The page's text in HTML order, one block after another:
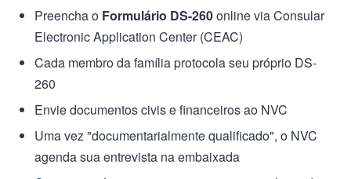
Preencha o Formulário DS-260online via Consular
Electronic Application Center (CEAC)
Cada membro da família protocola seu próprio DS-
260
Envie documentos civis e financeiros ao NVC
Uma vez "documentarialmente qualificado", o NVC
agenda sua entrevista na embaixada